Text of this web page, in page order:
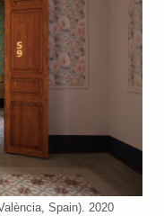
Spain). 2020